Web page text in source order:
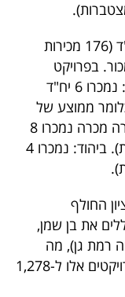
בפרויקט החברה באופקים נמכרו 25 יח"ד (176 מכירות
בפרויקט
הסטריפ (רצועת העיר החדשה בבן צבי): נמכרו 6 יח"ד
- כלומר ממוצע של
דירה אחת בחודש. בחדרה (רסקו), החברה מכרה נמכרו 8
יח"ד בחציון (מתוך 151 מכירות מצטברות). ביהוד: נמכרו 4
בחציון החולף
את בן שמן,
רמת גן), מה
שמביא את סך המכירות המצטברות בפרויקטים אלו ל-1,278